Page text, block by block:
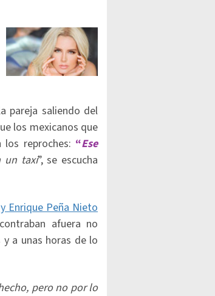
pareja saliendo del
los mexicanos que
reproches: “Ese
un taxi”, se escucha
Enrique Peña Nieto
afuera no
a unas horas de lo
pero no por lo